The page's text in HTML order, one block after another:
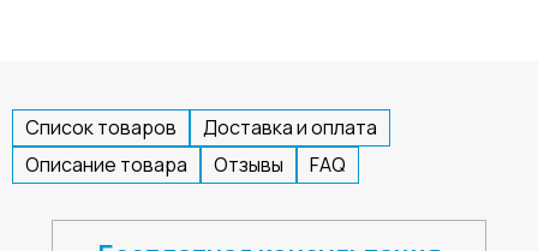
Список товаров
Доставка и оплата
Описание товара
Отзывы FAQ